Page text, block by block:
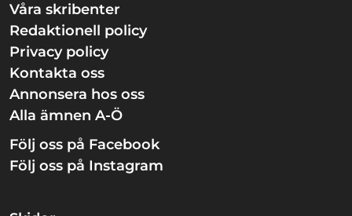
Våra skribenter
Redaktionell policy
Privacy policy
Kontakta oss
Annonsera hos oss
Alla ämnen A-Ö
Följ oss på Facebook
Följ oss på Instagram